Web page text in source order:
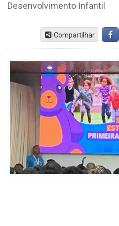
Desenvolvimento Infantil
Compartilhar